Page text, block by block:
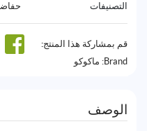
التصنيفات
قم بمشاركة هذا المنتج:
Brand: ماكوكو
الوصف